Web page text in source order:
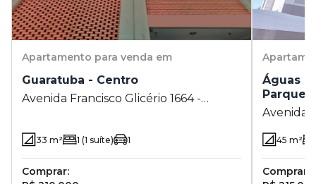
Apartamento para venda em
Guaratuba - Centro
Avenida Francisco Glicério 1664 -
33 m² 1 (1 suíte) 1
Comprar:
Águas
Parque
Avenida
45 m²
Comprar: